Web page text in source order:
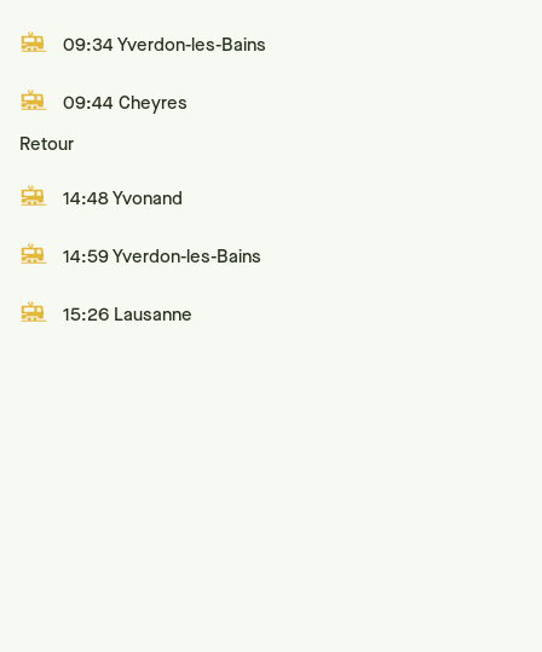
09:34 Yverdon-les-Bains
09:44 Cheyres
Retour
14:48 Yvonand
14:59 Yverdon-les-Bains
15:26 Lausanne